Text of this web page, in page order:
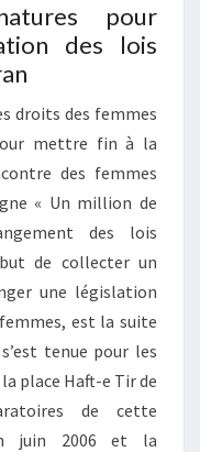
pour
des lois
droits des femmes
mettre fin à la
des femmes
« Un million de
des lois
de collecter un
une législation
est la suite
tenue pour les
place Haft-e Tir de
de cette
juin 2006 et la